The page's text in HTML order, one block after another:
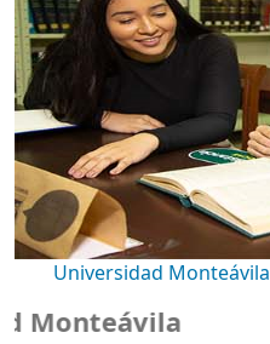
Universidad Monteávila